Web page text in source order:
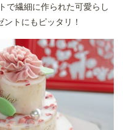
で繊細に作られた可愛らし
トにもピッタリ！